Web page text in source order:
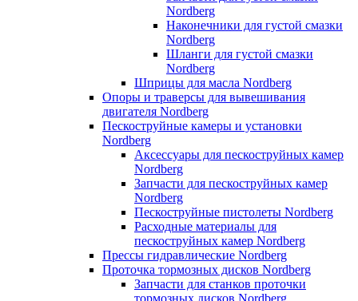
Nordberg
Наконечники для густой смазки
Nordberg
Шланги для густой смазки
Nordberg
Шприцы для масла Nordberg
Опоры и траверсы для вывешивания
двигателя Nordberg
Пескоструйные камеры и установки
Nordberg
Аксессуары для пескоструйных камер
Nordberg
Запчасти для пескоструйных камер
Nordberg
Пескоструйные пистолеты Nordberg
Расходные материалы для
пескоструйных камер Nordberg
Прессы гидравлические Nordberg
Проточка тормозных дисков Nordberg
Запчасти для станков проточки
тормозных дисков Nordberg